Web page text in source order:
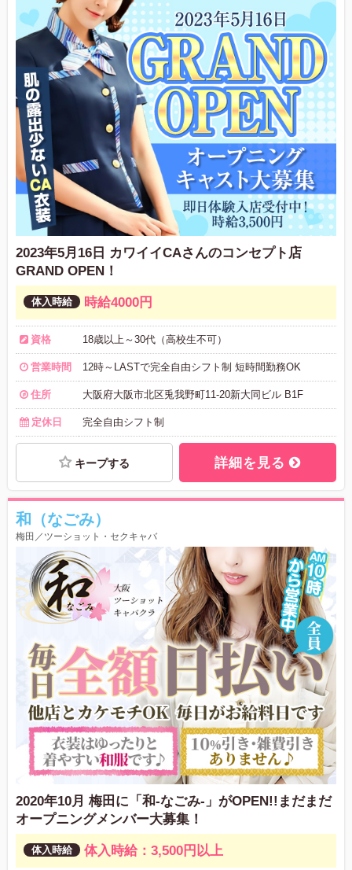
2023年5月16日 カワイイCAさんのコンセプト店
GRAND OPEN！
時給4000円
資格 18歳以上～30代（高校生不可）
営業時間 12時～LASTで完全自由シフト制 短時間勤務OK
住所 大阪府大阪市北区兎我野町11-20新大同ビル B1F
定休日 完全自由シフト制
キープする 詳細を見る
和（なごみ）
梅田／ツーショット・セクキャバ
2020年10月 梅田に「和-なごみ-」がOPEN!!まだまだ
オープニングメンバー大募集！
体入時給：3,500円以上